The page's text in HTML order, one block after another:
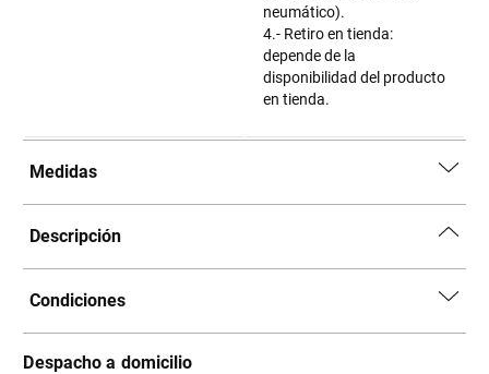
neumático).
4.- Retiro en tienda:
depende de la
disponibilidad del producto
en tienda.
Medidas
Descripción
Condiciones
Despacho a domicilio